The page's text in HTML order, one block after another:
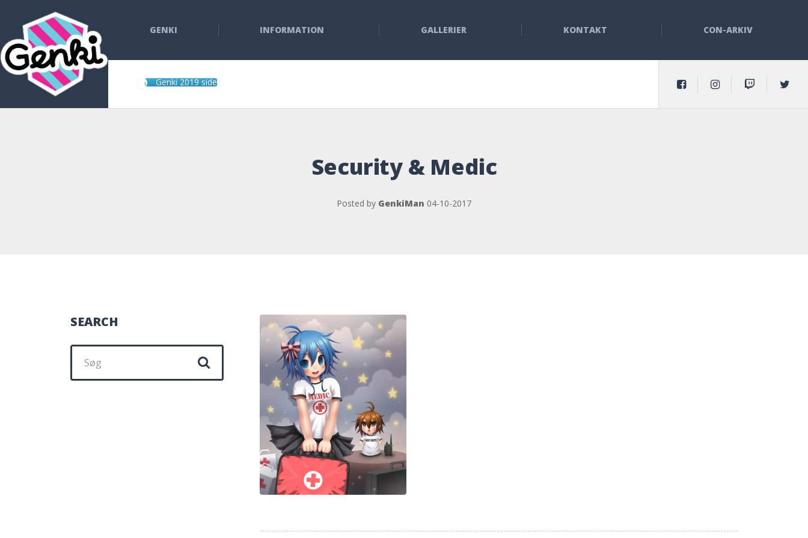
GENKI INFORMATION GALLERIER KONTAKT CON-ARKIV
Genki 2019 side
Security & Medic
Posted by GenkiMan 04-10-2017
SEARCH
Søg
efter: